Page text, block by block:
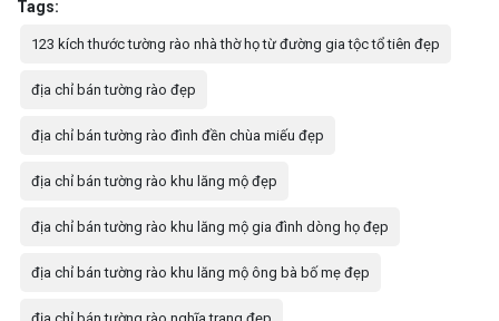
Tags:
123 kích thước tường rào nhà thờ họ từ đường gia tộc tổ tiên đẹp
địa chỉ bán tường rào đẹp
địa chỉ bán tường rào đình đền chùa miếu đẹp
địa chỉ bán tường rào khu lăng mộ đẹp
địa chỉ bán tường rào khu lăng mộ gia đình dòng họ đẹp
địa chỉ bán tường rào khu lăng mộ ông bà bố mẹ đẹp